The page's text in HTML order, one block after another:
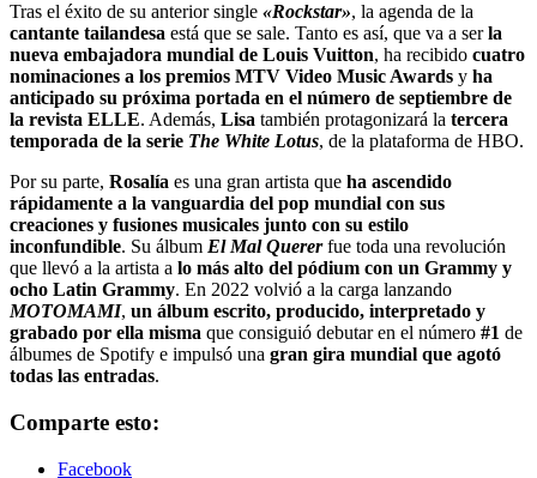
Tras el éxito de su anterior single «Rockstar», la agenda de la
cantante tailandesa está que se sale. Tanto es así, que va a serla
nueva embajadora mundial de Louis Vuitton, ha recibido cuatro
nominaciones a los premios MTV Video Music Awards y ha
anticipado su próxima portada en el número de septiembre de
la revista ELLE. Además, Lisa también protagonizará la tercera
temporada de la serie The White Lotus, de la plataforma de HBO.
Por su parte, Rosalía es una gran artista que ha ascendido
rápidamente a la vanguardia del pop mundial con sus
creaciones y fusiones musicales junto con su estilo
inconfundible. Su álbum El Mal Quererfue toda una revolución
que llevó a la artista a lo más alto del pódium con un Grammy y
ocho Latin Grammy. En 2022 volvió a la carga lanzando
MOTOMAMI, un álbum escrito, producido, interpretado y
grabado por ella misma que consiguió debutar en el número #1 de
álbumes de Spotify e impulsó una gran gira mundial que agotó
todas las entradas.
Comparte esto:
Facebook